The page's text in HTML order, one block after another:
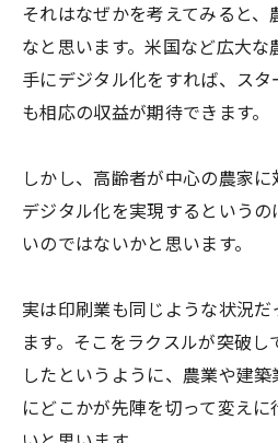
それはなぜかを考えてみると
なと思います。米国など広大な
手にデジタル化をすれば、ス
も相応の収益が期待できます。
しかし、高齢者が中心の農家
デジタル化を実現するという
いのではないかと思います。
実は印刷業も同じような状況
ます。そこをラクスルが突破
したというように、農業や建
にどこかが先陣を切って変え